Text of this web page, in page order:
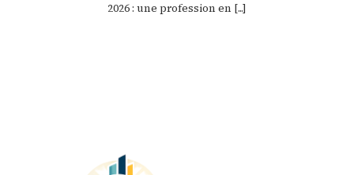
2026 : une profession en [...]